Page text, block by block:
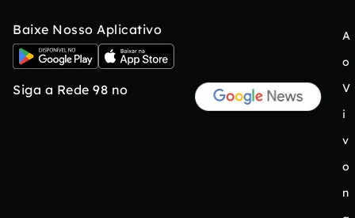
Baixe Nosso Aplicativo
Siga a Rede 98 no
A
o
V
i
v
o
n